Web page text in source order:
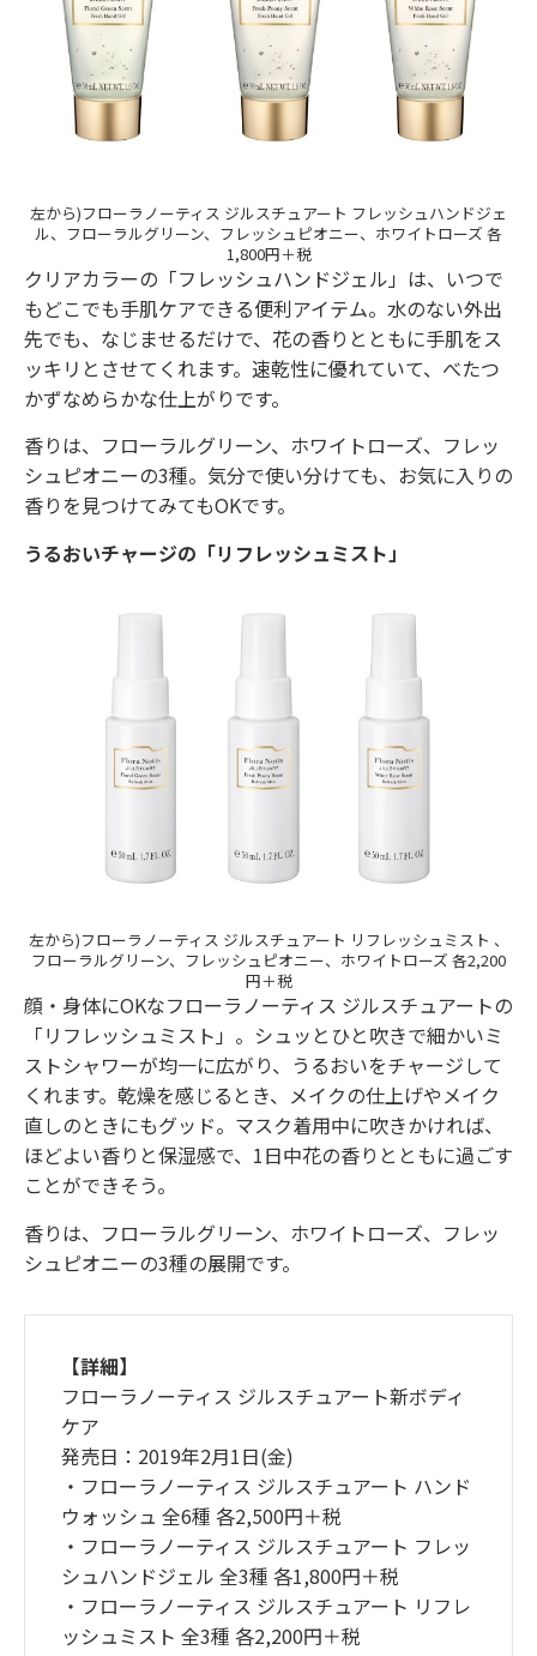
左から)フローラノーティス ジルスチュアート フレッシュハンドジェ
ル、フローラルグリーン、フレッシュピオニー、ホワイトローズ 各
1,800円＋税
クリアカラーの「フレッシュハンドジェル」は、いつで
もどこでも手肌ケアできる便利アイテム。水のない外出
先でも、なじませるだけで、花の香りとともに手肌をス
ッキリとさせてくれます。速乾性に優れていて、べたつ
かずなめらかな仕上がりです。
香りは、フローラルグリーン、ホワイトローズ、フレッ
シュピオニーの3種。気分で使い分けても、お気に入りの
香りを見つけてみてもOKです。
うるおいチャージの「リフレッシュミスト」
左から)フローラノーティス ジルスチュアート リフレッシュミスト 、
フローラルグリーン、フレッシュピオニー、ホワイトローズ 各2,200
円＋税
顔・身体にOKなフローラノーティス ジルスチュアートの
「リフレッシュミスト」。シュッとひと吹きで細かいミ
ストシャワーが均一に広がり、うるおいをチャージして
くれます。乾燥を感じるとき、メイクの仕上げやメイク
直しのときにもグッド。マスク着用中に吹きかければ、
ほどよい香りと保湿感で、1日中花の香りとともに過ごす
ことができそう。
香りは、フローラルグリーン、ホワイトローズ、フレッ
シュピオニーの3種の展開です。
【詳細】
フローラノーティス ジルスチュアート新ボディ
ケア
発売日：2019年2月1日(金)
・フローラノーティス ジルスチュアート ハンド
ウォッシュ 全6種 各2,500円＋税
・フローラノーティス ジルスチュアート フレッ
シュハンドジェル 全3種 各1,800円＋税
・フローラノーティス ジルスチュアート リフレ
ッシュミスト 全3種 各2,200円＋税